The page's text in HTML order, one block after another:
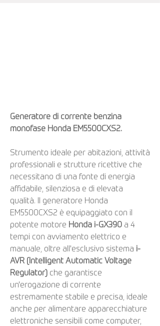
Generatore di corrente benzina
monofase Honda EM5500CXS2.
Strumento ideale per abitazioni, attività
professionali e strutture ricettive che
necessitano di una fonte di energia
affidabile, silenziosa e di elevata
qualità. Il generatore Honda
EM5500CXS2 è equipaggiato con il
potente motore Honda i-GX390 a 4
tempi con avviamento elettrico e
manuale, oltre all'esclusivo sistema i-
AVR (Intelligent Automatic Voltage
Regulator) che garantisce
un'erogazione di corrente
estremamente stabile e precisa, ideale
anche per alimentare apparecchiature
elettroniche sensibili come computer,